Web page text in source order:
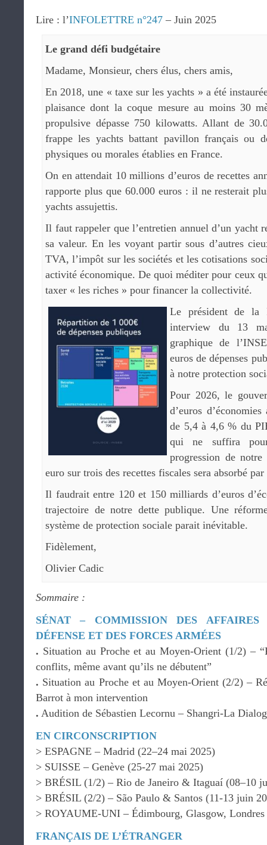
Lire : l’INFOLETTRE n°247 – Juin 2025
Le grand défi budgétaire
Madame, Monsieur, chers élus, chers amis,
En 2018, une « taxe sur les yachts » a été
plaisance dont la coque mesure au moins 30
propulsive dépasse 750 kilowatts. Allant de
frappe les yachts battant pavillon français ou
physiques ou morales établies en France.
On en attendait 10 millions d’euros de recettes
rapporte plus que 60.000 euros : il ne resterait
yachts assujettis.
Il faut rappeler que l’entretien annuel d’un yacht
sa valeur. En les voyant partir sous d’autres
TVA, l’impôt sur les sociétés et les cotisations
activité économique. De quoi méditer pour ceux
taxer « les riches » pour financer la collectivité.
Le président de la
interview du 13
graphique de
euros de dépenses
à notre protection
Pour 2026, le
d’euros
de 5,4 à 4,6 % du
qui ne suffira
progression de
euro sur trois des recettes fiscales sera absorbé
Il faudrait entre 120 et 150 milliards d’euros
trajectoire de notre dette publique. Une
système de protection sociale parait inévitable.
Fidèlement,
Olivier Cadic
Sommaire :
SÉNAT – COMMISSION DES
DÉFENSE ET DES FORCES ARMÉES
. Situation au Proche et au Moyen-Orient (1/2) –
conflits, même avant qu’ils ne débutent”
. Situation au Proche et au Moyen-Orient (2/2) –
Barrot à mon intervention
. Audition de Sébastien Lecornu – Shangri-La
EN CIRCONSCRIPTION
> ESPAGNE – Madrid (22–24 mai 2025)
> SUISSE – Genève (25-27 mai 2025)
> BRÉSIL (1/2) – Rio de Janeiro & Itaguaí (08–10
> BRÉSIL (2/2) – São Paulo & Santos (11-13 juin
> ROYAUME-UNI – Édimbourg, Glasgow,
FRANÇAIS DE L’ÉTRANGER